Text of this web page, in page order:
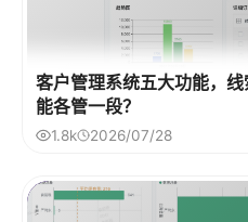
客户管理系统五大功能，
能各管一段？
1.8k 2026/07/28